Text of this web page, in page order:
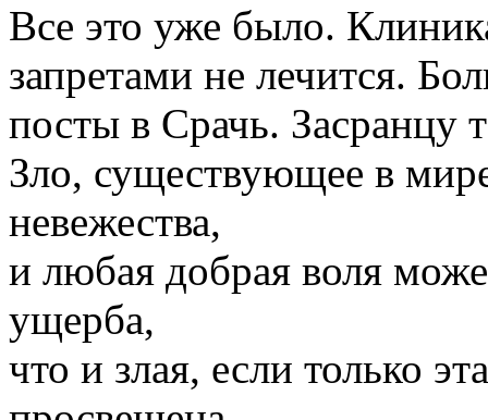
Все это уже было.
запретами не лечится.
посты в Срачь. Засранцу
Зло, существующее в
невежества,
и любая добрая воля
ущерба,
что и злая, если только